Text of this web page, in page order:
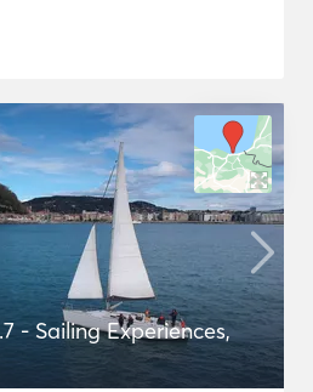
- Sailing Experiences,